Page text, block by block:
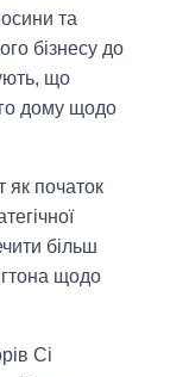
та
бізнесу до
що
дому щодо
як початок
більш
щодо
Сі